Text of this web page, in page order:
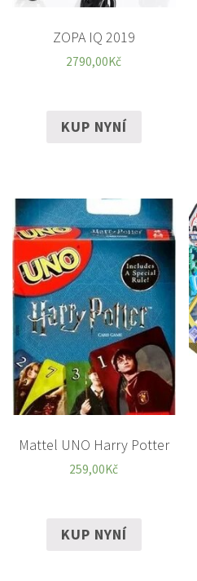
ZOPA IQ 2019
2790,00Kč
KUP NYNÍ
Mattel UNO Harry Potter
259,00Kč
KUP NYNÍ